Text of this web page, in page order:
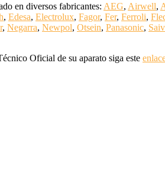
en diversos fabricantes: AEG, Airwell,
, Edesa, Electrolux, Fagor, Fer, Ferroli,
, Negarra, Newpol, Otsein, Panasonic,
Oficial de su aparato siga este